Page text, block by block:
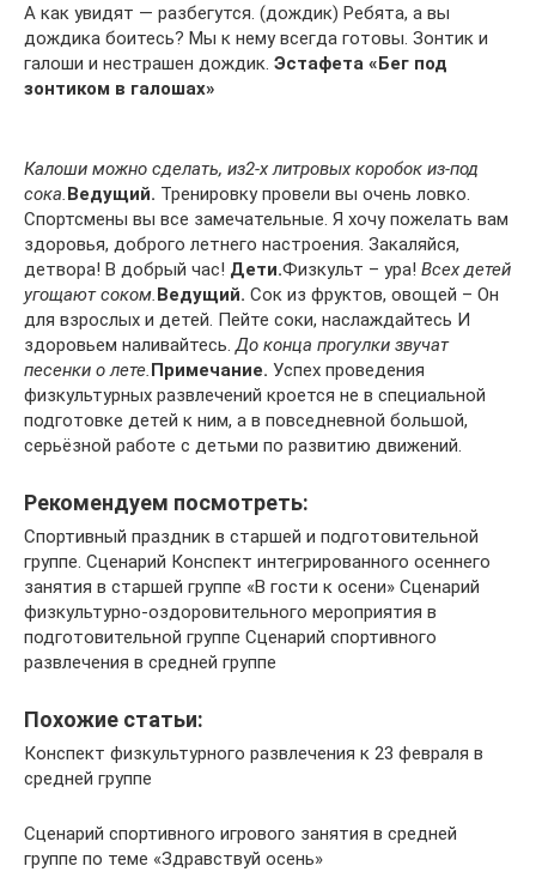
А как увидят — разбегутся. (дождик) Ребята, а вы
дождика боитесь? Мы к нему всегда готовы. Зонтик и
галоши и нестрашен дождик. Эстафета «Бег под
зонтиком в галошах»
Калоши можно сделать, из2-х литровых коробок из-под
сока.Ведущий. Тренировку провели вы очень ловко.
Спортсмены вы все замечательные. Я хочу пожелать вам
здоровья, доброго летнего настроения. Закаляйся,
детвора! В добрый час! Дети.Физкульт – ура! Всех детей
угощают соком.Ведущий. Сок из фруктов, овощей – Он
для взрослых и детей. Пейте соки, наслаждайтесь И
здоровьем наливайтесь.До конца прогулки звучат
песенки о лете.Примечание. Успех проведения
физкультурных развлечений кроется не в специальной
подготовке детей к ним, а в повседневной большой,
серьёзной работе с детьми по развитию движений.
Рекомендуем посмотреть:
Спортивный праздник в старшей и подготовительной
группе. Сценарий Конспект интегрированного осеннего
занятия в старшей группе «В гости к осени» Сценарий
физкультурно-оздоровительного мероприятия в
подготовительной группе Сценарий спортивного
развлечения в средней группе
Похожие статьи:
Конспект физкультурного развлечения к 23 февраля в
средней группе
Сценарий спортивного игрового занятия в средней
группе по теме «Здравствуй осень»